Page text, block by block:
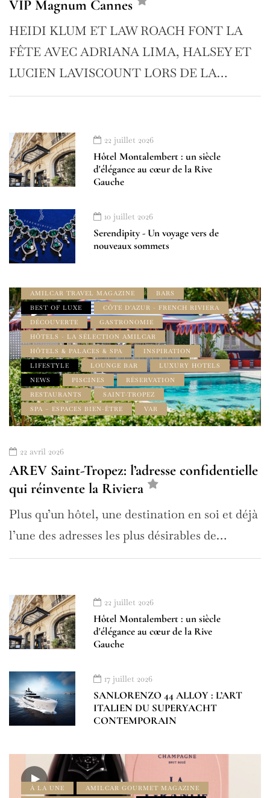
VIP Magnum Cannes
HEIDI KLUM ET LAW ROACH FONT LA
FÊTE AVEC ADRIANA LIMA, HALSEY ET
LUCIEN LAVISCOUNT LORS DE LA…
22 juillet 2026
Hôtel Montalembert : un siècle
d'élégance au cœur de la Rive
Gauche
10 juillet 2026
Serendipity - Un voyage vers de
nouveaux sommets
À LA UNE
ADDRESS BOOK FRENCH RIVIERA
AMILCAR FRENCH RIVIERA MAGAZINE
AMILCAR TRAVEL MAGAZINE
BARS
BEST OF LUXE
CÔTE D'AZUR - FRENCH RIVIERA
DÉCOUVERTE
GASTRONOMIE
HÔTELS - LA SÉLECTION AMILCAR
HÔTELS & PALACES & SPA
INSPIRATION
LIFESTYLE
LOUNGE BAR
LUXURY HOTELS
NEWS
PISCINES
RÉSERVATION
RESTAURANTS
SAINT-TROPEZ
SPA – ESPACES BIEN-ÊTRE
VAR
22 avril 2026
AREV Saint-Tropez: l’adresse confidentielle
qui réinvente la Riviera
Plus qu’un hôtel, une destination en soi et déjà
l’une des adresses les plus désirables de…
22 juillet 2026
Hôtel Montalembert : un siècle
d'élégance au cœur de la Rive
Gauche
17 juillet 2026
SANLORENZO 44 ALLOY : L’ART
ITALIEN DU SUPERYACHT
CONTEMPORAIN
À LA UNE
AMILCAR GOURMET MAGAZINE